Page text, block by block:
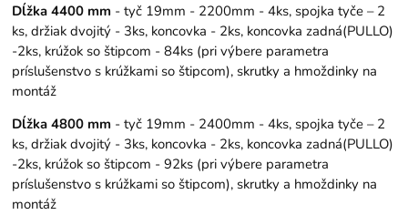
Dĺžka 4400 mm - tyč 19mm - 2200mm - 4ks, spojka tyče – 2
ks, držiak dvojitý - 3ks, koncovka - 2ks, koncovka zadná(PULLO)
-2ks, krúžok so štipcom - 84ks (pri výbere parametra
príslušenstvo s krúžkami so štipcom), skrutky a hmoždinky na
montáž
Dĺžka 4800 mm - tyč 19mm - 2400mm - 4ks, spojka tyče – 2
ks, držiak dvojitý - 3ks, koncovka - 2ks, koncovka zadná(PULLO)
-2ks, krúžok so štipcom - 92ks (pri výbere parametra
príslušenstvo s krúžkami so štipcom), skrutky a hmoždinky na
montáž